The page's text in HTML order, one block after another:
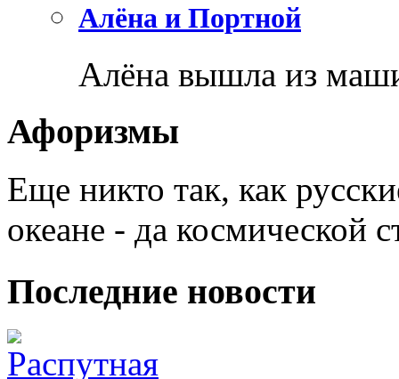
Алёна и Портной
Алёна вышла из
Афоризмы
Еще никто так, как
океане - да космической
Последние новости